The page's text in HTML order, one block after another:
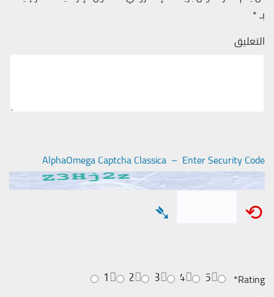
بـ*
التعليق
AlphaOmega Captcha Classica – Enter Security Code
⟲
➴
Rating
*
5
4
3
2
1